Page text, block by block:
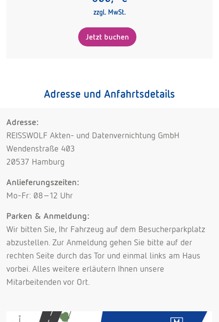
zzgl. MwSt.
Jetzt buchen
Adresse und Anfahrtsdetails
Adresse:
REISSWOLF Akten- und Datenvernichtung GmbH
Wendenstraße 403
20537 Hamburg
Anlieferungszeiten:
Mo-Fr: 08-12 Uhr
Parken & Anmeldung:
Wir bitten Sie, Ihr Fahrzeug auf dem Besucherparkplatz
abzustellen. Zur Anmeldung gehen Sie bitte auf der
rechten Seite durch das Tor und einmal links am Haus
vorbei. Alles weitere erläutern Ihnen unsere
Mitarbeitenden vor Ort.